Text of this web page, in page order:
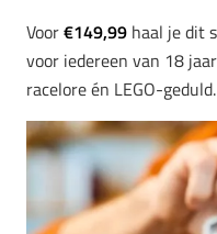
Voor€149,99 haal je dit
voor iedereen van 18
racelore én LEGO-geduld.